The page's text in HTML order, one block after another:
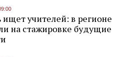
ищет учителей: в регионе
на стажировке будущие